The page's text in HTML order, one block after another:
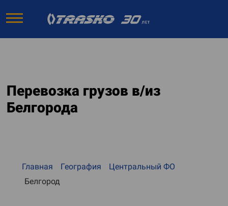
Перевозка грузов в/из
Белгорода
Главная География
Центральный ФО
Белгород